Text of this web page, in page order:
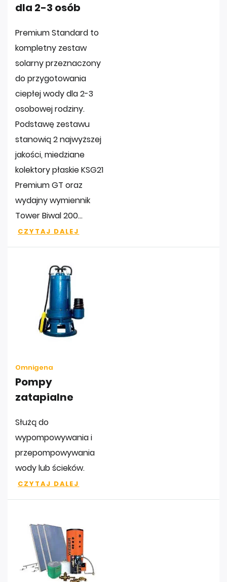
dla 2-3 osób
Premium Standard to
kompletny zestaw
solarny przeznaczony
do przygotowania
ciepłej wody dla 2-3
osobowej rodziny.
Podstawę zestawu
stanowią 2 najwyższej
jakości, miedziane
kolektory płaskie KSG21
Premium GT oraz
wydajny wymiennik
Tower Biwal 200...
CZYTAJ DALEJ
Omnigena
Pompy
zatapialne
Służą do
wypompowywania i
przepompowywania
wody lub ścieków.
CZYTAJ DALEJ